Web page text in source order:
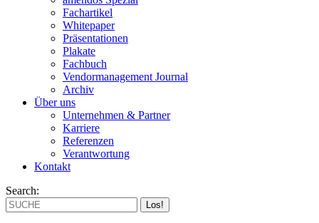
Fachartikel
Whitepaper
Präsentationen
Plakate
Fachbuch
Vendormanagement Journal
Archiv
Über uns
Unternehmen & Partner
Karriere
Referenzen
Verantwortung
Kontakt
Search: